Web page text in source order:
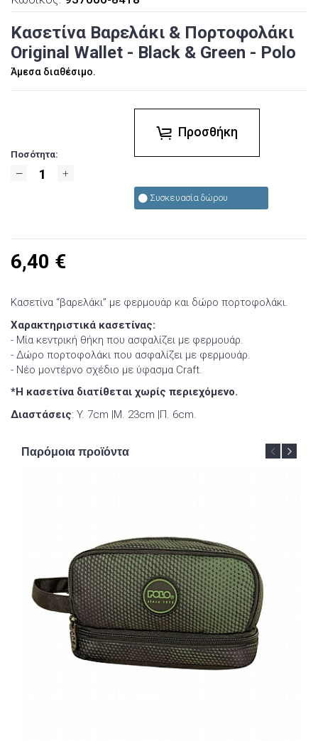
Κασετίνα Βαρελάκι & Πορτοφολάκι
Original Wallet - Black & Green - Polo
Άμεσα διαθέσιμο.
Ποσότητα:
Προσθήκη
Συσκευασία δώρου
6,40 €
Κασετίνα “βαρελάκι” με φερμουάρ και δώρο πορτοφολάκι.
Χαρακτηριστικά κασετίνας:
- Μία κεντρική θήκη που ασφαλίζει με φερμουάρ.
- Δώρο πορτοφολάκι που ασφαλίζει με φερμουάρ.
- Νέο μοντέρνο σχέδιο με ύφασμα Craft.
*Η κασετίνα διατίθεται χωρίς περιεχόμενο.
Διαστάσεις: Y. 7cm |Μ. 23cm |Π. 6cm.
Παρόμοια προϊόντα